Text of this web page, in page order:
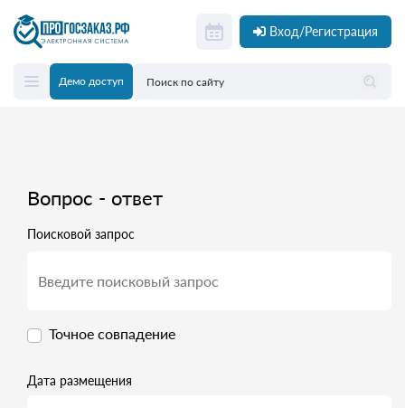
Вход/Регистрация
Демо доступ
Вопрос - ответ
Поисковой запрос
Точное совпадение
Дата размещения